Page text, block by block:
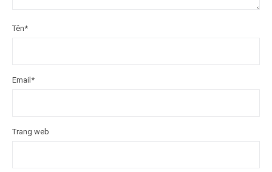
Tên*
Email *
Trang web